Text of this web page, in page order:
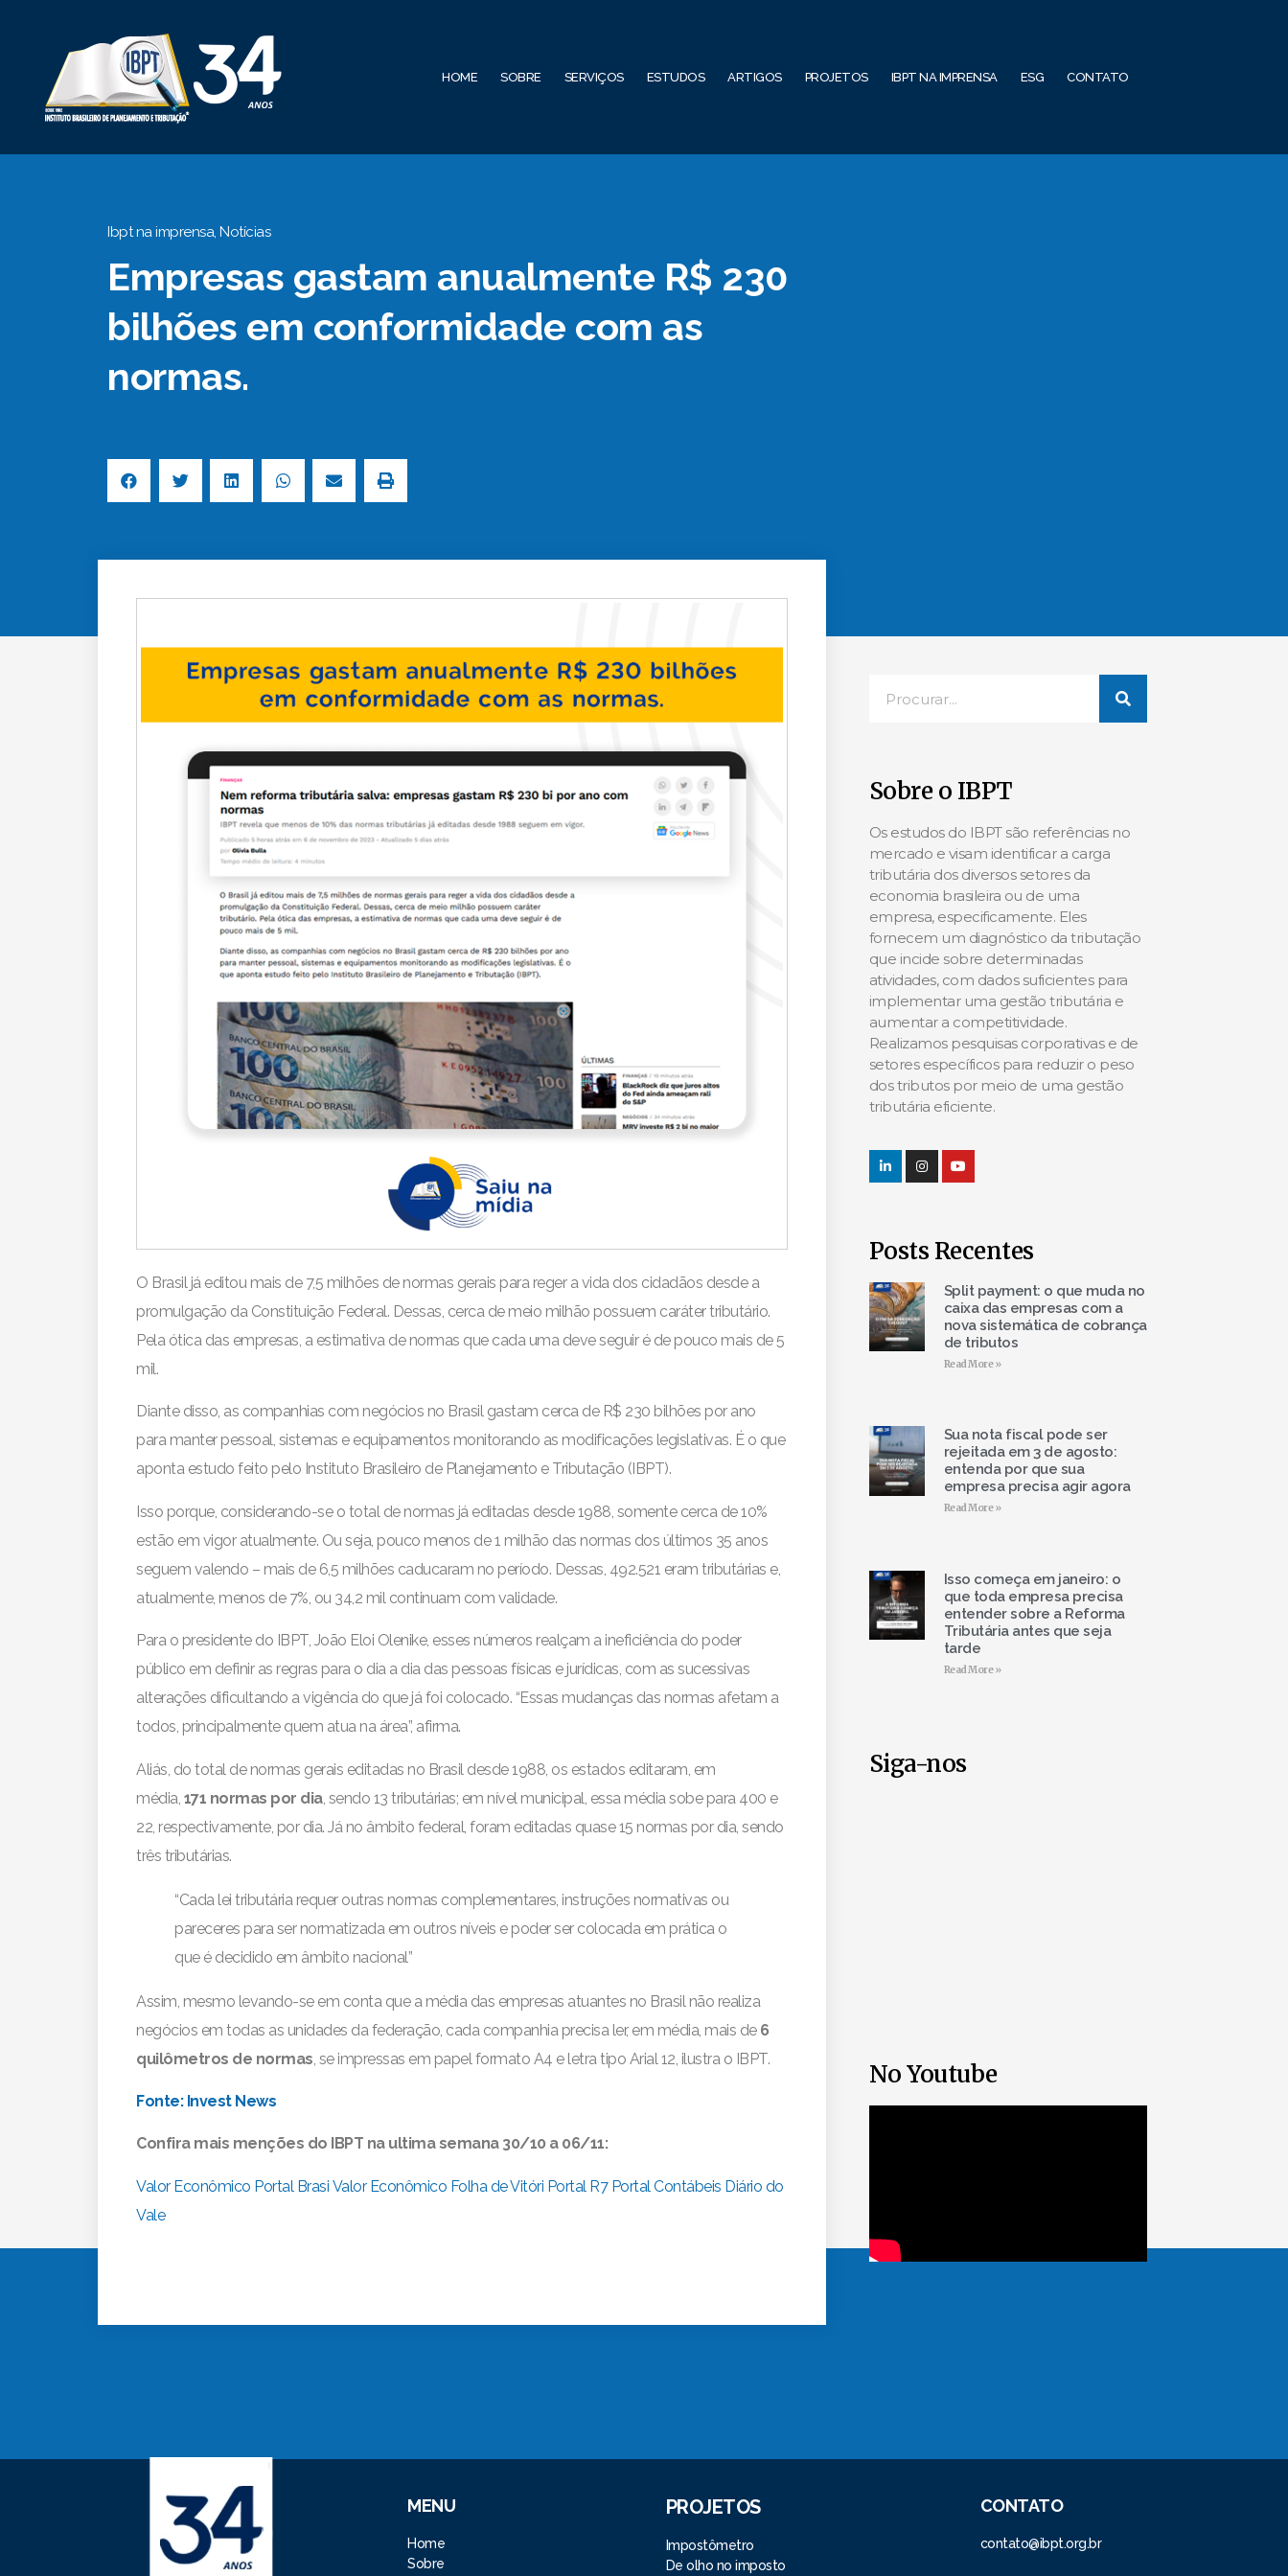
HOME SOBRE SERVIÇOS ESTUDOS ARTIGOS PROJETOS IBPT NA IMPRENSA ESG CONTATO
Ibpt na imprensa, Notícias
Empresas gastam anualmente R$ 230
bilhões em conformidade com as
normas.
O Brasil já editou mais de 7,5 milhões de normas gerais para reger a vida dos cidadãos desde a
promulgação da Constituição Federal. Dessas, cerca de meio milhão possuem caráter tributário.
Pela ótica das empresas, a estimativa de normas que cada uma deve seguir é de pouco mais de 5
mil.
Diante disso, as companhias com negócios no Brasil gastam cerca de R$ 230 bilhões por ano
para manter pessoal, sistemas e equipamentos monitorando as modificações legislativas. É o que
aponta estudo feito pelo Instituto Brasileiro de Planejamento e Tributação (IBPT).
Isso porque, considerando-se o total de normas já editadas desde 1988, somente cerca de 10%
estão em vigor atualmente. Ou seja, pouco menos de 1 milhão das normas dos últimos 35 anos
seguem valendo – mais de 6,5 milhões caducaram no período. Dessas, 492.521 eram tributárias e,
atualmente, menos de 7%, ou 34,2 mil continuam com validade.
Para o presidente do IBPT, João Eloi Olenike, esses números realçam a ineficiência do poder
público em definir as regras para o dia a dia das pessoas físicas e jurídicas, com as sucessivas
alterações dificultando a vigência do que já foi colocado. “Essas mudanças das normas afetam a
todos, principalmente quem atua na área”, afirma.
Aliás, do total de normas gerais editadas no Brasil desde 1988, os estados editaram, em
média, 171 normas por dia, sendo 13 tributárias; em nível municipal, essa média sobe para 400 e
22, respectivamente, por dia. Já no âmbito federal, foram editadas quase 15 normas por dia, sendo
três tributárias.
“Cada lei tributária requer outras normas complementares, instruções normativas ou
pareceres para ser normatizada em outros níveis e poder ser colocada em prática o
que é decidido em âmbito nacional”
Assim, mesmo levando-se em conta que a média das empresas atuantes no Brasil não realiza
negócios em todas as unidades da federação, cada companhia precisa ler, em média, mais de 6
quilômetros de normas , se impressas em papel formato A4 e letra tipo Arial 12, ilustra o IBPT.
Fonte: Invest News
Confira mais menções do IBPT na ultima semana 30/10 a 06/11:
Valor Econômico Portal Brasi Valor Econômico Folha de Vitóri Portal R7 Portal Contábeis Diário do
Vale
Sobre o IBPT
Os estudos do IBPT são referências no
mercado e visam identificar a carga
tributária dos diversos setores da
economia brasileira ou de uma
empresa, especificamente. Eles
fornecem um diagnóstico da tributação
que incide sobre determinadas
atividades, com dados suficientes para
implementar uma gestão tributária e
aumentar a competitividade.
Realizamos pesquisas corporativas e de
setores específicos para reduzir o peso
dos tributos por meio de uma gestão
tributária eficiente.
Posts Recentes
Split payment: o que muda no
caixa das empresas com a
nova sistemática de cobrança
de tributos
Read More »
Sua nota fiscal pode ser
rejeitada em 3 de agosto:
entenda por que sua
empresa precisa agir agora
Read More »
Isso começa em janeiro: o
que toda empresa precisa
entender sobre a Reforma
Tributária antes que seja
tarde
Read More »
Siga-nos
No Youtube
MENU
Home
Sobre
PROJETOS
Impostômetro
De olho no imposto
CONTATO
contato@ibpt.org.br